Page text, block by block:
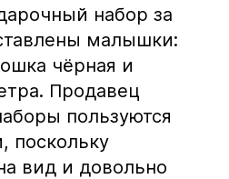
набор за
малышки:
чёрная и
Продавец
пользуются
поскольку
вид и довольно